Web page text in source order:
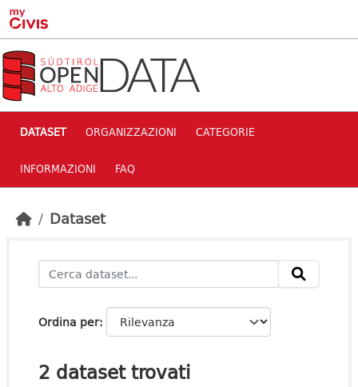
Skip to main content
DATASET ORGANIZZAZIONI CATEGORIE
INFORMAZIONI FAQ
Dataset
Ordina per
2 dataset trovati